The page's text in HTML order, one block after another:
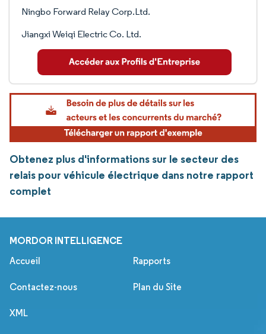
Ningbo Forward Relay Corp.Ltd.
Jiangxi Weiqi Electric Co. Ltd.
Obtenez plus d'informations sur le secteur des
relais pour véhicule électrique dans notre rapport
complet
MORDOR INTELLIGENCE
Accueil Rapports
Contactez-nous Plan du Site
XML